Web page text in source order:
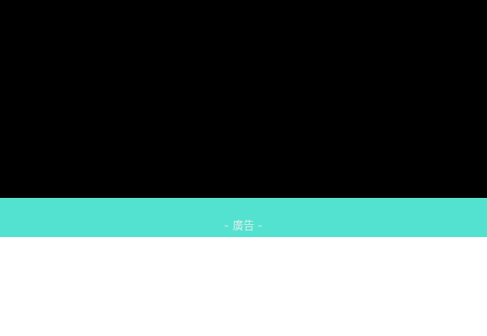
- 廣告 -